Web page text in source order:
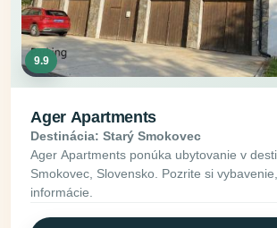
9.9
Ager Apartments
Destinácia: Starý Smokovec
Ager Apartments ponúka ubytovanie v
Smokovec, Slovensko. Pozrite si
informácie.